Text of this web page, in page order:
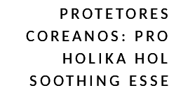
COREANOS:
HOLIKA
SOOTHING